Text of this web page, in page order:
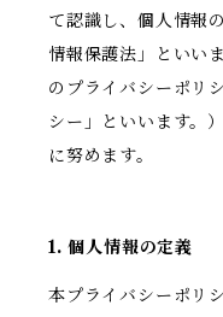
て認識し、個人情報
情報保護法」といい
のプライバシーポリ
シー」といいます。
に努めます。
1. 個人情報の定義
本プライバシーポリ